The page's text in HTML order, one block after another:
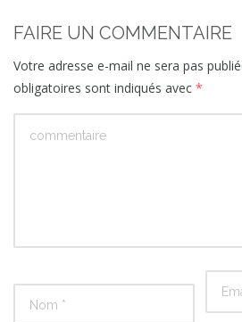
FAIRE UN COMMENTAIRE
Votre adresse e-mail ne sera pas
obligatoires sont indiqués avec *